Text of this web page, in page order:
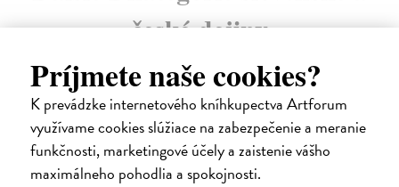
Príjmete naše cookies?
K prevádzke internetového kníhkupectva Artforum
využívame cookies slúžiace na zabezpečenie a meranie
funkčnosti, marketingové účely a zaistenie vášho
maximálneho pohodlia a spokojnosti.
české dejiny
na sklade